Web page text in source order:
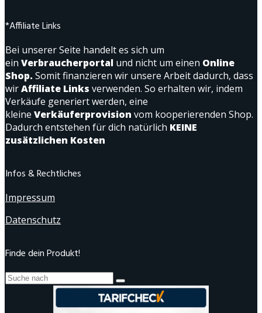
*Affiliate Links
Bei unserer Seite handelt es sich um
ein Verbraucherportal und nicht um einen Online
Shop. Somit finanzieren wir unsere Arbeit dadurch, dass
wirAffiliate Links verwenden. So erhalten wir, indem
Verkäufe generiert werden, eine
kleine Verkäuferprovision vom kooperierenden Shop.
Dadurch entstehen für dich natürlich KEINE
zusätzlichen Kosten
Infos & Rechtliches
Impressum
Datenschutz
Finde dein Produkt!